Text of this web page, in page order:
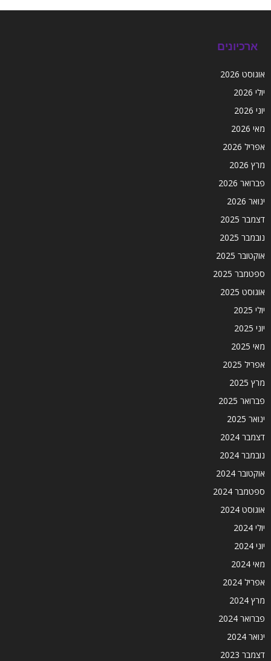
ארכיונים
אוגוסט 2026
יולי 2026
יוני 2026
מאי 2026
אפריל 2026
מרץ 2026
פברואר 2026
ינואר 2026
דצמבר 2025
נובמבר 2025
אוקטובר 2025
ספטמבר 2025
אוגוסט 2025
יולי 2025
יוני 2025
מאי 2025
אפריל 2025
מרץ 2025
פברואר 2025
ינואר 2025
דצמבר 2024
נובמבר 2024
אוקטובר 2024
ספטמבר 2024
אוגוסט 2024
יולי 2024
יוני 2024
מאי 2024
אפריל 2024
מרץ 2024
פברואר 2024
ינואר 2024
דצמבר 2023